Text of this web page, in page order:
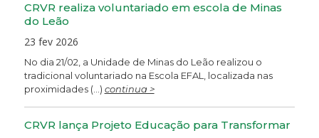
CRVR realiza voluntariado em escola de Minas
do Leão
23 fev 2026
No dia 21/02, a Unidade de Minas do Leão realizou o
tradicional voluntariado na Escola EFAL, localizada nas
proximidades (...) continua >
CRVR lança Projeto Educação para Transformar